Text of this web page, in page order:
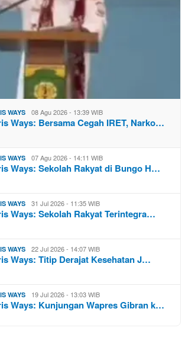
WAYS 08 Agu 2026 - 13:39 WIB
Ways: Bersama Cegah IRET, Narko…
WAYS 07 Agu 2026 - 14:11 WIB
Ways: Sekolah Rakyat di Bungo H…
WAYS 31 Jul 2026 - 11:35 WIB
Ways: Sekolah Rakyat Terintegra…
WAYS 22 Jul 2026 - 14:07 WIB
Ways: Titip Derajat Kesehatan J…
WAYS 19 Jul 2026 - 13:03 WIB
Ways: Kunjungan Wapres Gibran k…